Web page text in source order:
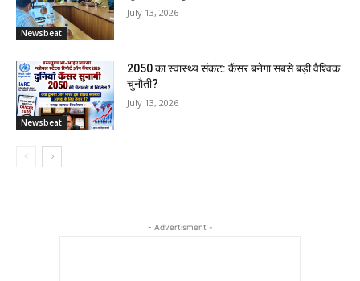
Newsbeat
July 13, 2026
Newsbeat
2050 का स्वास्थ्य संकट: कैंसर बनेगा सबसे बड़ी वैश्विक
चुनौती?
July 13, 2026
- Advertisment -